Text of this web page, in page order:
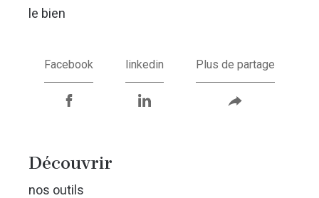
le bien
Facebook linkedin Plus de partage
découvrir
nos outils